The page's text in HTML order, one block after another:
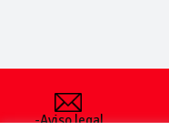
-Aviso legal